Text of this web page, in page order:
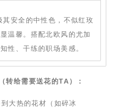
其安全的中性色，不似红玫
温馨。搭配北欧风的尤加
性、干练的职场美感。
转给需要送花的TA）：
大热的花材（如碎冰